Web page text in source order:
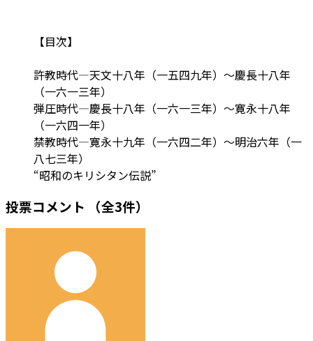
【目次】
許教時代―天文十八年（一五四九年）～慶長十八年
（一六一三年）
弾圧時代―慶長十八年（一六一三年）～寛永十八年
（一六四一年）
禁教時代―寛永十九年（一六四二年）～明治六年（一
八七三年）
“昭和のキリシタン伝説”
投票コメント （全3件）